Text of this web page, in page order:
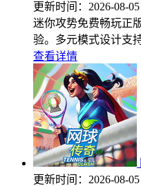
更新时间： 2026-08-05
迷你攻势免费畅玩正
验。多元模式设计支
查看详情
更新时间： 2026-08-05